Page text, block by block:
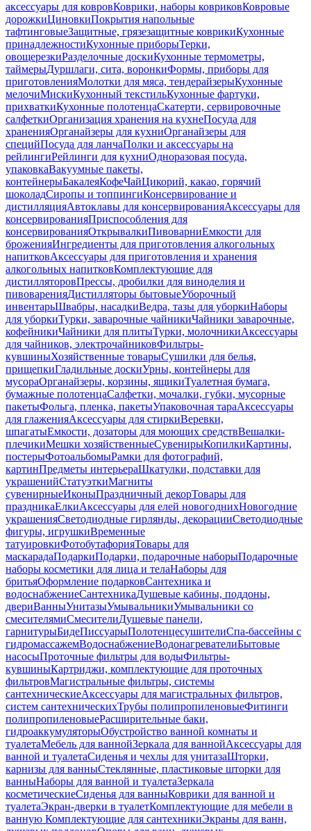
аксессуары для ковровКоврики, наборы ковриковКовровые
дорожкиЦиновкиПокрытия напольные
тафтинговыеЗащитные, грязезащитные коврикиКухонные
принадлежностиКухонные приборыТерки,
овощерезкиРазделочные доскиКухонные термометры,
таймерыДуршлаги, сита, воронкиФормы, приборы для
приготовленияМолотки для мяса, тендерайзерыКухонные
мелочиМискиКухонный текстильКухонные фартуки,
прихваткиКухонные полотенцаСкатерти, сервировочные
салфеткиОрганизация хранения на кухнеПосуда для
храненияОрганайзеры для кухниОрганайзеры для
специйПосуда для ланчаПолки и аксессуары на
рейлингиРейлинги для кухниОдноразовая посуда,
упаковкаВакуумные пакеты,
контейнерыБакалеяКофеЧайЦикорий, какао, горячий
шоколадСиропы и топпингиКонсервирование и
дистилляцияАвтоклавы для консервированияАксессуары для
консервированияПриспособления для
консервированияОткрывалкиПивоварниЕмкости для
броженияИнгредиенты для приготовления алкогольных
напитковАксессуары для приготовления и хранения
алкогольных напитковКомплектующие для
дистилляторовПрессы, дробилки для виноделия и
пивоваренияДистилляторы бытовыеУборочный
инвентарьШвабры, насадкиВедра, тазы для уборкиНаборы
для уборкиТурки, заварочные чайникиЧайники заварочные,
кофейникиЧайники для плитыТурки, молочникиАксессуары
для чайников, электрочайниковФильтры-
кувшиныХозяйственные товарыСушилки для белья,
прищепкиГладильные доскиУрны, контейнеры для
мусораОрганайзеры, корзины, ящикиТуалетная бумага,
бумажные полотенцаСалфетки, мочалки, губки, мусорные
пакетыФольга, пленка, пакетыУпаковочная тараАксессуары
для глаженияАксессуары для стиркиВеревки,
шпагатыЕмкости, дозаторы для моющих средствВешалки-
плечикиМешки хозяйственныеСувенирыКопилкиКартины,
постерыФотоальбомыРамки для фотографий,
картинПредметы интерьераШкатулки, подставки для
украшенийСтатуэткиМагниты
сувенирныеИконыПраздничный декорТовары для
праздникаЕлкиАксессуары для елей новогоднихНовогодние
украшенияСветодиодные гирлянды, декорацииСветодиодные
фигуры, игрушкиВременные
татуировкиФотобутафорияТовары для
маскарадаПодаркиПодарки, подарочные наборыПодарочные
наборы косметики для лица и телаНаборы для
бритьяОформление подарковСантехника и
водоснабжениеСантехникаДушевые кабины, поддоны,
двериВанныУнитазыУмывальникиУмывальники со
смесителямиСмесителиДушевые панели,
гарнитурыБидеПиссуарыПолотенцесушителиСпа-бассейны с
гидромассажемВодоснабжениеВодонагревателиБытовые
насосыПроточные фильтры для водыФильтры-
кувшиныКартриджи, комплектующие для проточных
фильтровМагистральные фильтры, системы
сантехническиеАксессуары для магистральных фильтров,
систем сантехническихТрубы полипропиленовыеФитинги
полипропиленовыеРасширительные баки,
гидроаккумуляторыОбустройство ванной комнаты и
туалетаМебель для ваннойЗеркала для ваннойАксессуары для
ванной и туалетаСиденья и чехлы для унитазаШторки,
карнизы для ванныСтеклянные, пластиковые шторки для
ванныНаборы для ванной и туалетаЗеркала
косметическиеСиденья для ванныКоврики для ванной и
туалетаЭкран-дверки в туалетКомплектующие для мебели в
ванную Комплектующие для сантехникиЭкраны для ванн,